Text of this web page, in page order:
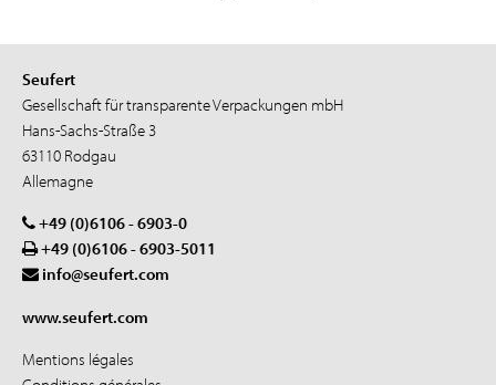
Seufert
Gesellschaft für transparente Verpackungen mbH
Hans-Sachs-Straße 3
63110 Rodgau
Allemagne
+49 (0)6106 - 6903-0
+49 (0)6106 - 6903-5011
info@seufert.com
www.seufert.com
Mentions légales